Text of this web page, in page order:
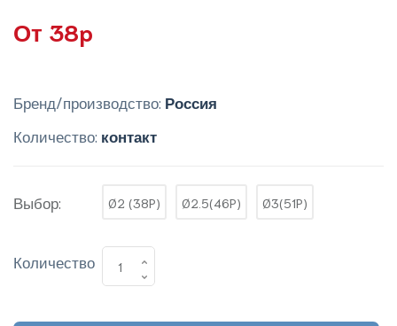
От 38p
Бренд/производство: Россия
Количество: контакт
Выбор: Ø2 (38P) Ø2.5(46P) Ø3(51P)
Количество